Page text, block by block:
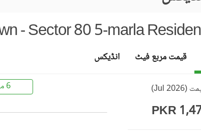
- Sector 80 5-marla
(
Jul 2026
) 6 مہینے
قیمت مربع فیٹ انڈیکس